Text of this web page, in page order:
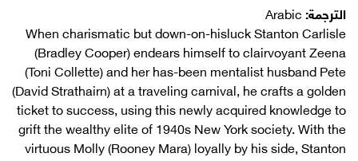
الترجمة:
When charismatic but down-on-hisluck Stanton Carlisle
(Bradley Cooper) endears himself to clairvoyant Zeena
(Toni Collette) and her has-been mentalist husband Pete
(David Strathairn) at a traveling carnival, he crafts a golden
ticket to success, using this newly acquired knowledge to
grift the wealthy elite of 1940s New York society. With the
virtuous Molly (Rooney Mara) loyally by his side, Stanton